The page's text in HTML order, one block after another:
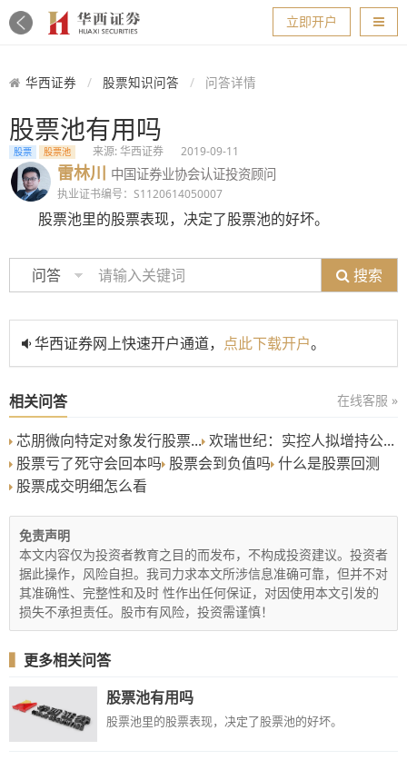
导航
立即开户
华西证券 股票知识问答 问答详情
股票池有用吗
股票 股票池 来源: 华西证券 2019-09-11
雷林川 中国证券业协会认证投资顾问
执业证书编号：S1120614050007
股票池里的股票表现，决定了股票池的好坏。
问答 搜索
华西证券网上快速开户通道， 点此下载开户。
相关问答 在线客服 »
芯朋微向特定对象发行股票... 欢瑞世纪：实控人拟增持公...
股票亏了死守会回本吗 股票会到负值吗 什么是股票回测
股票成交明细怎么看
免责声明
本文内容仅为投资者教育之目的而发布，不构成投资建议。投资者
据此操作，风险自担。我司力求本文所涉信息准确可靠，但并不对
其准确性、完整性和及时 性作出任何保证，对因使用本文引发的
损失不承担责任。股市有风险，投资需谨慎！
▍ 更多相关问答
股票池有用吗
股票池里的股票表现，决定了股票池的好坏。